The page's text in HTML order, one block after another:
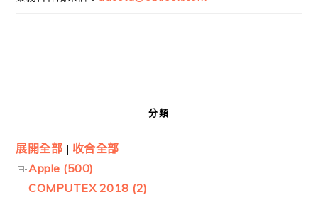
分類
展開全部 | 收合全部
Apple (500)
COMPUTEX 2018 (2)